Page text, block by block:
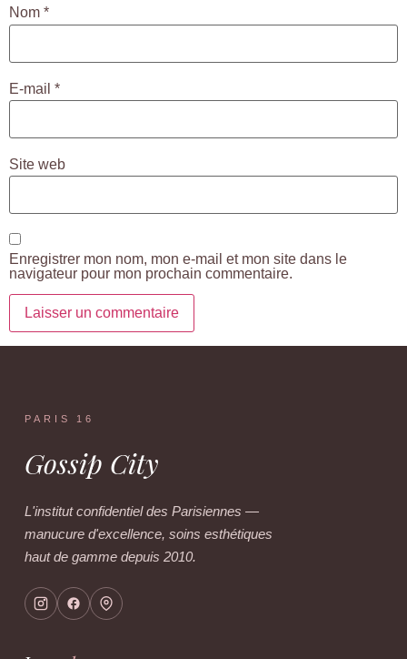
Nom *
E-mail *
Site web
Enregistrer mon nom, mon e-mail et mon site dans le
navigateur pour mon prochain commentaire.
PARIS 16
Gossip City
L'institut confidentiel des Parisiennes —
manucure d'excellence, soins esthétiques
haut de gamme depuis 2010.